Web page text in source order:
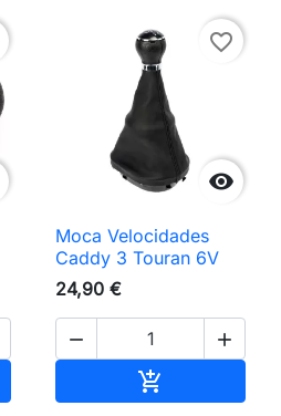

favorite_border
Moca Velocidades
Caddy 3 Touran 6V
24,90 €
 
